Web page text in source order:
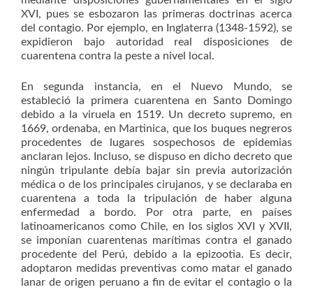
XVI, pues se esbozaron las primeras doctrinas acerca
del contagio. Por ejemplo, en Inglaterra (1348-1592), se
expidieron bajo autoridad real disposiciones de
cuarentena contra la peste a nivel local.
En segunda instancia, en el Nuevo Mundo, se
estableció la primera cuarentena en Santo Domingo
debido a la viruela en 1519. Un decreto supremo, en
1669, ordenaba, en Martinica, que los buques negreros
procedentes de lugares sospechosos de epidemias
anclaran lejos. Incluso, se dispuso en dicho decreto que
ningún tripulante debía bajar sin previa autorización
médica o de los principales cirujanos, y se declaraba en
cuarentena a toda la tripulación de haber alguna
enfermedad a bordo. Por otra parte, en países
latinoamericanos como Chile, en los siglos XVI y XVII,
se imponían cuarentenas marítimas contra el ganado
procedente del Perú, debido a la epizootia. Es decir,
adoptaron medidas preventivas como matar el ganado
lanar de origen peruano a fin de evitar el contagio o la